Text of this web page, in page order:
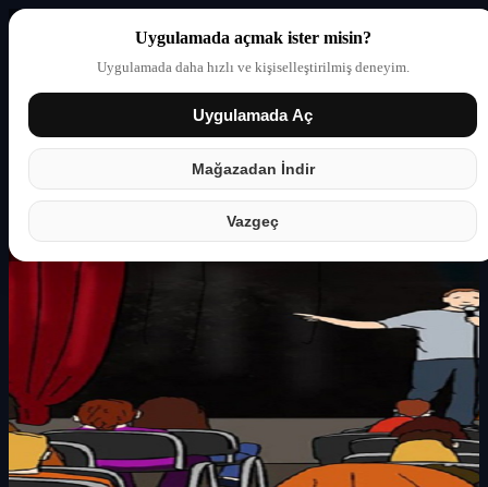
Uygulamada açmak ister misin?
Uygulamada daha hızlı ve kişiselleştirilmiş deneyim.
Uygulamada Aç
Mağazadan İndir
Vazgeç
Giriş yap Partner